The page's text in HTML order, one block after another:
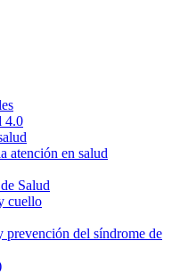
4.0
atención en salud
Salud
cuello
prevención del síndrome de